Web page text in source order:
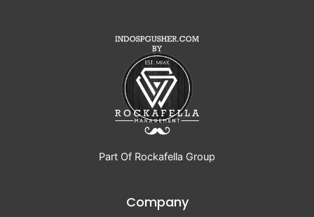
Part Of Rockafella Group
Company